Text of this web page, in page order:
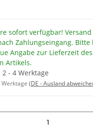
sofort verfügbar!
Zahlungseingang. Bitte
Angabe zur Lieferzeit des
Artikels.
- 4 Werktage
Werktage (DE - Ausland